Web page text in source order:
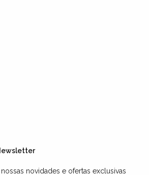
novidades e ofertas exclusivas